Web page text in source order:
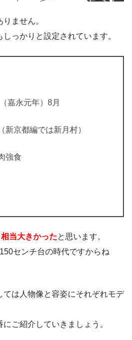
ません。
っかりと設定されています。
嘉永元年）8月
新京都編では新月村）
強食
当大きかったと思います。
センチ台の時代ですからね
ては人物像と容姿にそれぞれモデ
ご紹介していきましょう。